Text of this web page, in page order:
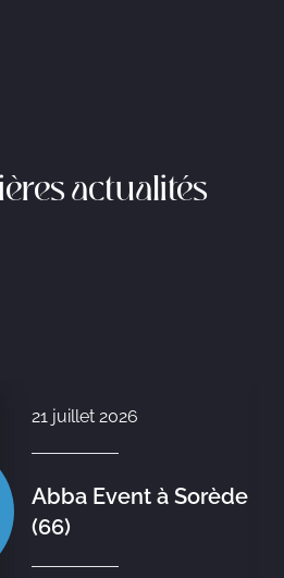
actualités
21 juillet 2026
Abba Event à Sorède
(66)